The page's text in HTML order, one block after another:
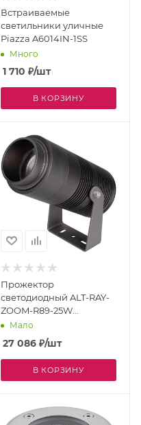
Встраиваемые
светильники уличные
Piazza A6014IN-1SS
Много
1 710 ₽/шт
В КОРЗИНУ
Прожектор
светодиодный ALT-RAY-
ZOOM-R89-25W
Warm3000 (DG, 10-40
deg, 230V) (Arlight, IP67
Металл, 3 года) 028078
Мало
27 086₽/шт
В КОРЗИНУ